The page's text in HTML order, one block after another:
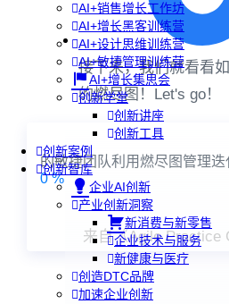
AI+销售增长工作坊
AI+增长黑客训练营
AI+设计思维训练营
AI+敏捷管理训练营
AI+增长集思会
创新学堂
创新讲座
创新工具
创新案例
创新智库
企业AI创新
产业创新洞察
新消费与新零售
企业技术与服务
新健康与医疗
创造DTC品牌
加速企业创新
接下来，我们就看看
的燃尽图！Let's go！
的敏捷团队利用燃尽图管理迭
0 %
来自《Agile Practice